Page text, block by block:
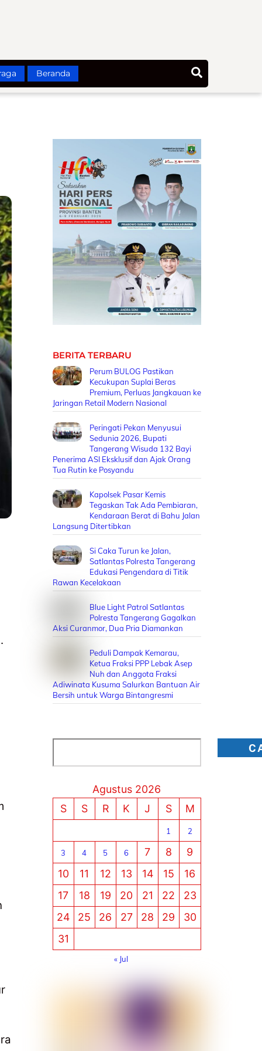
Beranda
BERITA TERBARU
Perum BULOG Pastikan
Kecukupan Suplai Beras
Premium, Perluas Jangkauan ke
Jaringan Retail Modern Nasional
Peringati Pekan Menyusui
Sedunia 2026, Bupati
Tangerang Wisuda 132 Bayi
Penerima ASI Eksklusif dan Ajak Orang
Tua Rutin ke Posyandu
Kapolsek Pasar Kemis
Tegaskan Tak Ada Pembiaran,
Kendaraan Berat di Bahu Jalan
Langsung Ditertibkan
Si Caka Turun ke Jalan,
Satlantas Polresta Tangerang
Edukasi Pengendara di Titik
Rawan Kecelakaan
Blue Light Patrol Satlantas
Polresta Tangerang Gagalkan
Aksi Curanmor, Dua Pria Diamankan
Peduli Dampak Kemarau,
Ketua Fraksi PPP Lebak Asep
Nuh dan Anggota Fraksi
Adiwinata Kusuma Salurkan Bantuan Air
Bersih untuk Warga Bintangresmi
Agustus 2026
S
S R K J S M
1 2
3 4 5 6 7 8
9
10
11 12 13 14 15
16
17
18 19 20 21 22
23
24
25 26 27 28 29
30
31
« Jul